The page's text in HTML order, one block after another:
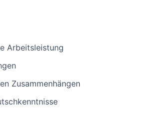
Arbeitsleistung
Zusammenhängen